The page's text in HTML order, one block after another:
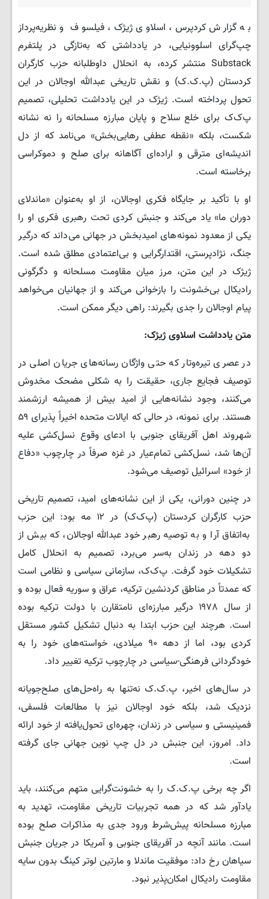
به گزارش کردپرس، اسلاوی ژیژک، فیلسوف و نظریه‌پرداز
چپ‌گرای اسلوونیایی، در یادداشتی که به‌تازگی در پلتفرم
Substack منتشر کرده، به انحلال داوطلبانه حزب کارگران
کردستان (پ‌.ک‌.ک) و نقش تاریخی عبدالله اوجالان در این
تحول پرداخته است. ژیژک در این یادداشت تحلیلی، تصمیم
پ‌ک‌ک برای خلع سلاح و پایان مبارزه مسلحانه را نه نشانه
شکست، بلکه «نقطه عطفی رهایی‌بخش» می‌نامد که از دل
اندیشه‌ای مترقی و اراده‌ای آگاهانه برای صلح و دموکراسی
برخاسته است.
او با تأکید بر جایگاه فکری اوجالان، از او به‌عنوان «ماندلای
دوران ما» یاد می‌کند و جنبش کردی تحت رهبری فکری او را
یکی از معدود نمونه‌های امیدبخش در جهانی می‌داند که درگیر
جنگ، نژادپرستی، اقتدارگرایی و بی‌اعتمادی مطلق شده است.
ژیژک در این متن، مرز میان مقاومت مسلحانه و دگرگونی
رادیکال بی‌خشونت را بازخوانی می‌کند و از جهانیان می‌خواهد
پیام اوجالان را جدی بگیرند: راهی دیگر ممکن است.
متن یادداشت اسلاوی ژیژک:
در عصری تیره‌وتار که حتی واژگان رسانه‌های جریان اصلی در
توصیف فجایع جاری، حقیقت را به شکلی مضحک مخدوش
می‌کنند، وجود نشانه‌هایی از امید بیش از همیشه ارزشمند
هستند. برای نمونه، در حالی که ایالات متحده اخیراً پذیرای ۵۹
شهروند اهل آفریقای جنوبی با ادعای وقوع نسل‌کشی علیه
آن‌ها شد، نسل‌کشی تمام‌عیار در غزه صرفاً در چارچوب «دفاع
از خود» اسرائیل توصیف می‌شود.
در چنین دورانی، یکی از این نشانه‌های امید، تصمیم تاریخی
حزب کارگران کردستان (پ‌ک‌ک) در ۱۲ مه بود: این حزب
به‌اتفاق آرا و به توصیه رهبر خود عبدالله اوجالان، که بیش از
دو دهه در زندان به‌سر می‌برد، تصمیم به انحلال کامل
تشکیلات خود گرفت. پ‌ک‌ک، سازمانی سیاسی و نظامی است
که عمدتاً در مناطق کردنشین ترکیه، عراق و سوریه فعال بوده و
از سال ۱۹۷۸ درگیر مبارزه‌ای نامتقارن با دولت ترکیه بوده
است. هرچند این حزب ابتدا به دنبال تشکیل کشور مستقل
کردی بود، اما از دهه ۹۰ میلادی، خواسته‌های خود را به
خودگردانی فرهنگی-سیاسی در چارچوب ترکیه تغییر داد.
در سال‌های اخیر، پ.‌ک.‌ک نه‌تنها به راه‌حل‌های صلح‌جویانه
نزدیک شد، بلکه خود اوجالان نیز با مطالعات فلسفی،
فمینیستی و سیاسی در زندان، چهره‌ای تحول‌یافته از خود ارائه
داد. امروز، این جنبش در دل چپ نوین جهانی جای گرفته
است.
اگر چه برخی پ.‌ک.‌ک را به خشونت‌گرایی متهم می‌کنند، باید
یادآور شد که در همه تجربیات تاریخی مقاومت، تهدید به
مبارزه مسلحانه پیش‌شرط ورود جدی به مذاکرات صلح بوده
است. مانند آنچه در آفریقای جنوبی و آمریکا در جریان جنبش
سیاهان رخ داد: موفقیت ماندلا و مارتین لوتر کینگ بدون سایه
مقاومت رادیکال امکان‌پذیر نبود.